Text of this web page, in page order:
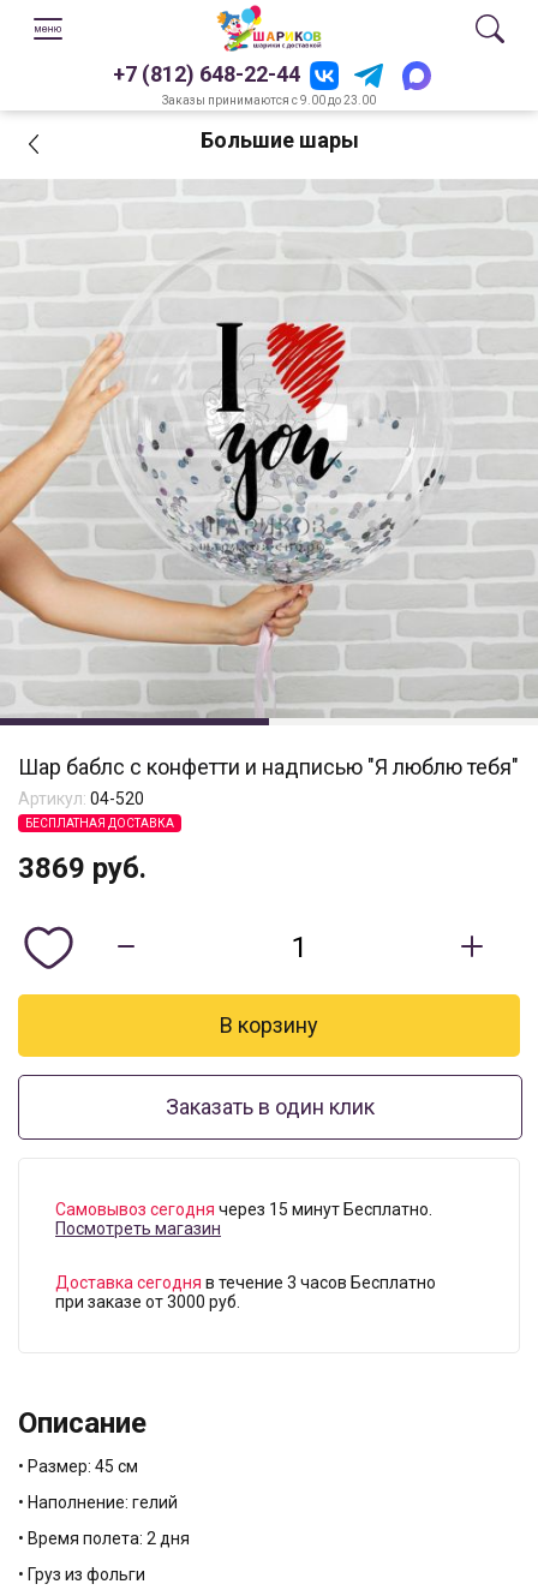
+7 (812) 648-22-44
Заказы принимаются с 9.00 до 23.00
Большие шары
Шар баблс с конфетти и надписью "Я люблю тебя"
Артикул: 04-520
БЕСПЛАТНАЯ ДОСТАВКА
3869 руб.
Заказать в один клик
Самовывоз сегодня через 15 минут Бесплатно.
Посмотреть магазин
Доставка сегодня в течение 3 часов Бесплатно
при заказе от 3000 руб.
Описание
• Размер: 45 см
• Наполнение: гелий
• Время полета: 2 дня
• Груз из фольги